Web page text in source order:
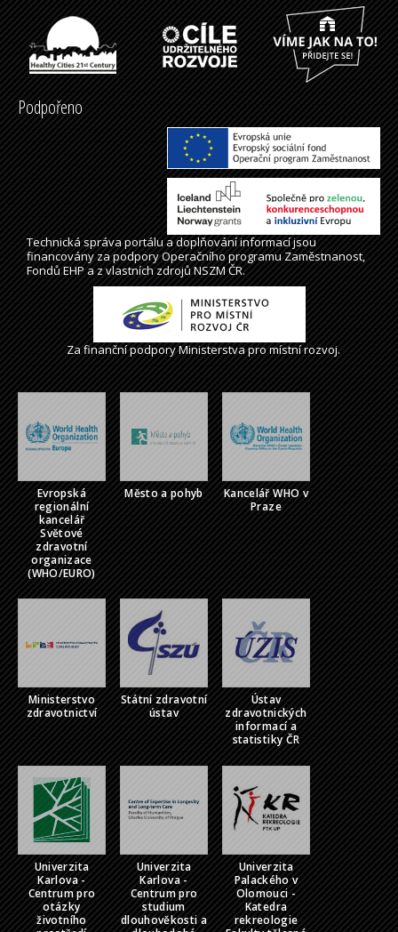
Podpořeno
Technická správaportálua doplňování informací jsou
financovány za podpory Operačního programu Zaměstnanost,
Fondů EHP a z vlastních zdrojů NSZM ČR.
Za finanční podpory Ministerstva pro místní rozvoj.
Evropská
regionální
kancelář
Světové
zdravotní
organizace
(WHO/EURO)
Město a pohyb
Kancelář WHO v
Praze
Ministerstvo
zdravotnictví
Státní zdravotní
ústav
Ústav
zdravotnických
informací a
statistiky ČR
Univerzita
Karlova -
Centrum pro
otázky
životního
Univerzita
Karlova -
Centrum pro
studium
dlouhověkosti a
Univerzita
Palackého v
Olomouci -
Katedra
rekreologie